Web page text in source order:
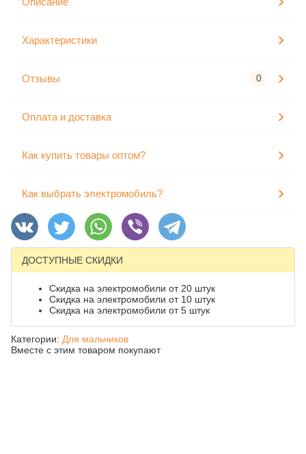
Характеристики
Отзывы 0
Оплата и доставка
Как купить товары оптом?
Как выбрать электромобиль?
ДОСТУПНЫЕ СКИДКИ
Скидка на электромобили от 20 штук
Скидка на электромобили от 10 штук
Скидка на электромобили от 5 штук
Категории: Для мальчиков
Вместе с этим товаром покупают